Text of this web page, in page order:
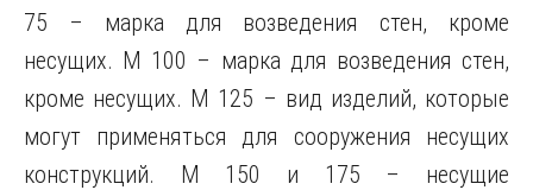
75 – марка для возведения стен, кроме
несущих. М 100 – марка для возведения стен,
кроме несущих. М 125 – вид изделий, которые
могут применяться для сооружения несущих
конструкций. М 150 и 175 – несущие